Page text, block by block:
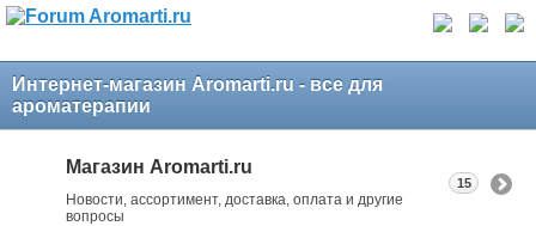
Интернет-магазин Aromarti.ru - все для
ароматерапии
Магазин Aromarti.ru
Новости, ассортимент, доставка, оплата и другие
вопросы
15